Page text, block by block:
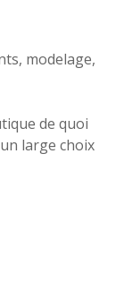
modelage,
de quoi
large choix